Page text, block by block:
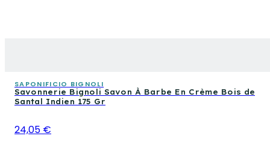
SAPONIFICIO BIGNOLI
Savonnerie Bignoli Savon À Barbe En Crème Bois de
Santal Indien 175 Gr
24,05 €